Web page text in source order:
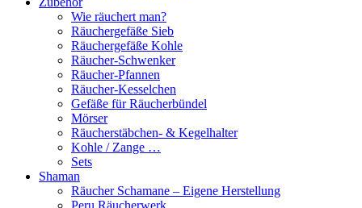
Wie räuchert man?
Räuchergefäße Sieb
Räuchergefäße Kohle
Räucher-Schwenker
Räucher-Pfannen
Räucher-Kesselchen
Gefäße für Räucherbündel
Mörser
Räucherstäbchen- & Kegelhalter
Kohle / Zange …
Sets
Shaman
Räucher Schamane – Eigene Herstellung
Peru Räucherwerk